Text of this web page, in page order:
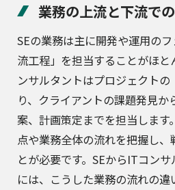
業務の上流と下流で
SEの業務は主に開発や運用の
流工程」を担当することがほと
ンサルタントはプロジェクト
り、クライアントの課題発見
案、計画策定までを担当します
点や業務全体の流れを把握し
とが必要です。SEからITコン
には、こうした業務の流れの